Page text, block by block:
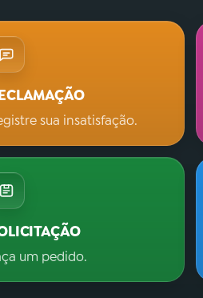
sua insatisfação.
um pedido.